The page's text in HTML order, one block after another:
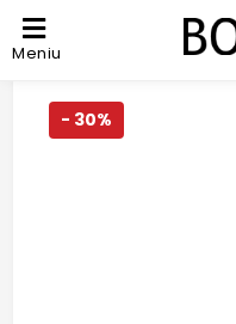
Meniu
- 30%